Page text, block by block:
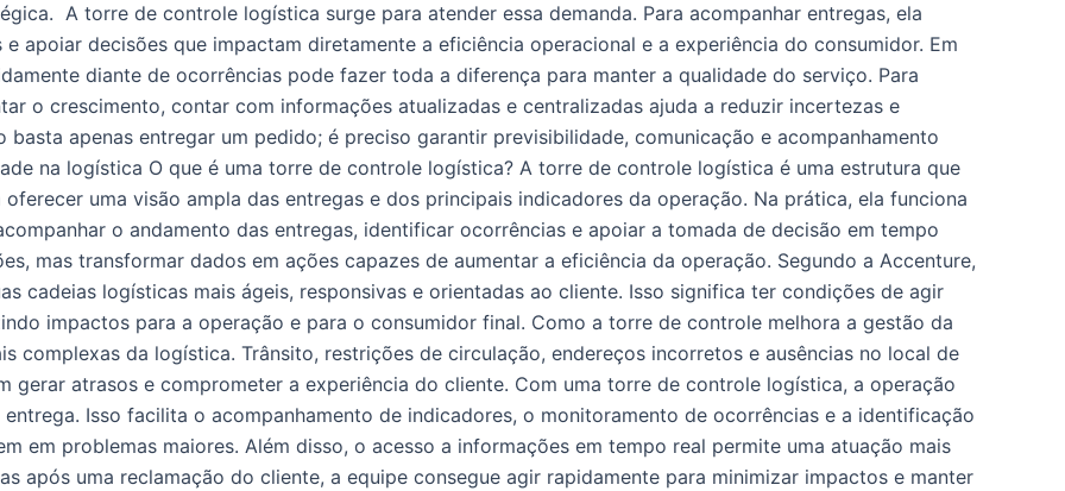
A torre de controle logística surge para atender essa demanda. Para acompanhar entregas, ela
apoiar decisões que impactam diretamente a eficiência operacional e a experiência do consumidor. Em
diante de ocorrências pode fazer toda a diferença para manter a qualidade do serviço. Para
o crescimento, contar com informações atualizadas e centralizadas ajuda a reduzir incertezas e
apenas entregar um pedido; é preciso garantir previsibilidade, comunicação e acompanhamento
na logística O que é uma torre de controle logística? A torre de controle logística é uma estrutura que
uma visão ampla das entregas e dos principais indicadores da operação. Na prática, ela funciona
o andamento das entregas, identificar ocorrências e apoiar a tomada de decisão em tempo
mas transformar dados em ações capazes de aumentar a eficiência da operação. Segundo a Accenture,
cadeias logísticas mais ágeis, responsivas e orientadas ao cliente. Isso significa ter condições de agir
impactos para a operação e para o consumidor final. Como a torre de controle melhora a gestão da
complexas da logística. Trânsito, restrições de circulação, endereços incorretos e ausências no local de
gerar atrasos e comprometer a experiência do cliente. Com uma torre de controle logística, a operação
Isso facilita o acompanhamento de indicadores, o monitoramento de ocorrências e a identificação
em problemas maiores. Além disso, o acesso a informações em tempo real permite uma atuação mais
após uma reclamação do cliente, a equipe consegue agir rapidamente para minimizar impactos e manter